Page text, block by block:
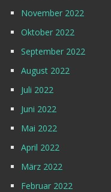
November 2022
Oktober 2022
September 2022
August 2022
Juli 2022
Juni 2022
Mai 2022
April 2022
März 2022
Februar 2022